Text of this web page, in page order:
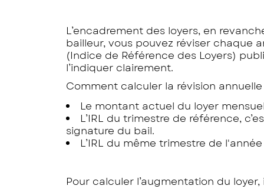
L’encadrement des loyers, en
bailleur, vous pouvez réviser chaque
(Indice de Référence des Loyers)
l’indiquer clairement.
Comment calculer la révision
Le montant actuel du loyer
L’IRL du trimestre de référence,
signature du bail.
L’IRL du même trimestre de
Pour calculer l’augmentation du